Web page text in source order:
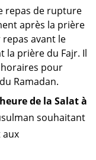
repas de rupture
après la prière
avant le
la prière du Fajr. Il
pour
Ramadan.
de la Salat à
souhaitant